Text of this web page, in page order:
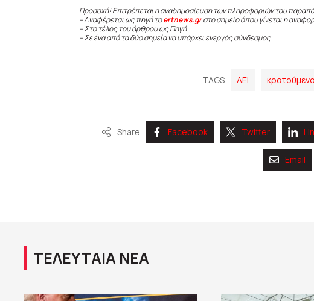
Προσοχή! Επιτρέπεται η αναδημοσίευση των πληροφοριών του
– Αναφέρεται ως πηγή τοertnews.gr στο σημείο όπου γίνεται η
– Στο τέλος του άρθρου ως Πηγή
– Σε ένα από τα δύο σημεία να υπάρχει ενεργός σύνδεσμος
TAGS ΑΕΙ
Share Facebook Twitter
Email
ΤΕΛΕΥΤΑΙΑ ΝΕΑ